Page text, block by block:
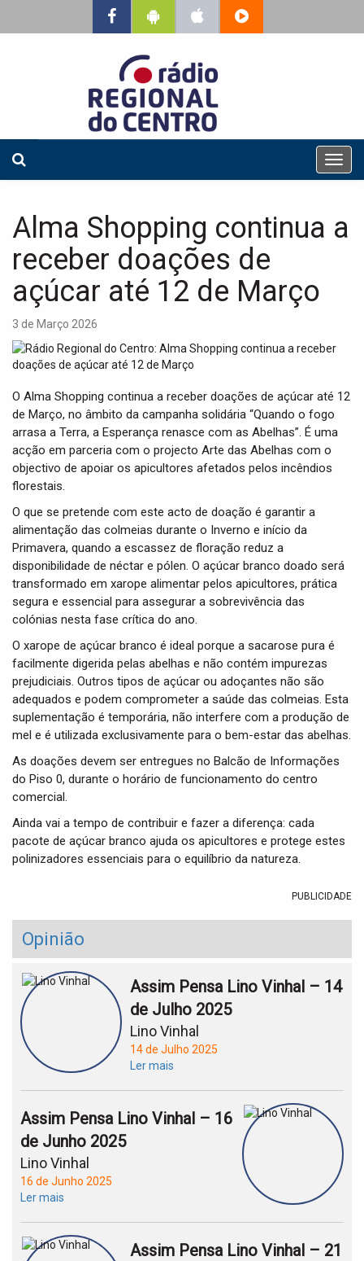
T
o
l
a
o
n
Alma Shopping continua a
receber doações de
açúcar até 12 de Março
3 de Março 2026
O Alma Shopping continua a receber doações de açúcar até 12
de Março, no âmbito da campanha solidária “Quando o fogo
arrasa a Terra, a Esperança renasce com as Abelhas”. É uma
acção em parceria com o projecto Arte das Abelhas com o
objectivo de apoiar os apicultores afetados pelos incêndios
florestais.
O que se pretende com este acto de doação é garantir a
alimentação das colmeias durante o Inverno e início da
Primavera, quando a escassez de floração reduz a
disponibilidade de néctar e pólen. O açúcar branco doado será
transformado em xarope alimentar pelos apicultores, prática
segura e essencial para assegurar a sobrevivência das
colónias nesta fase crítica do ano.
O xarope de açúcar branco é ideal porque a sacarose pura é
facilmente digerida pelas abelhas e não contém impurezas
prejudiciais. Outros tipos de açúcar ou adoçantes não são
adequados e podem comprometer a saúde das colmeias. Esta
suplementação é temporária, não interfere com a produção de
mel e é utilizada exclusivamente para o bem-estar das abelhas.
As doações devem ser entregues no Balcão de Informações
do Piso 0, durante o horário de funcionamento do centro
comercial.
Ainda vai a tempo de contribuir e fazer a diferença: cada
pacote de açúcar branco ajuda os apicultores e protege estes
polinizadores essenciais para o equilíbrio da natureza.
PUBLICIDADE
Opinião
Assim Pensa Lino Vinhal – 14
de Julho 2025
Lino Vinhal
14 de Julho 2025
Ler mais
Assim Pensa Lino Vinhal – 16
de Junho 2025
Lino Vinhal
16 de Junho 2025
Ler mais
Assim Pensa Lino Vinhal – 21